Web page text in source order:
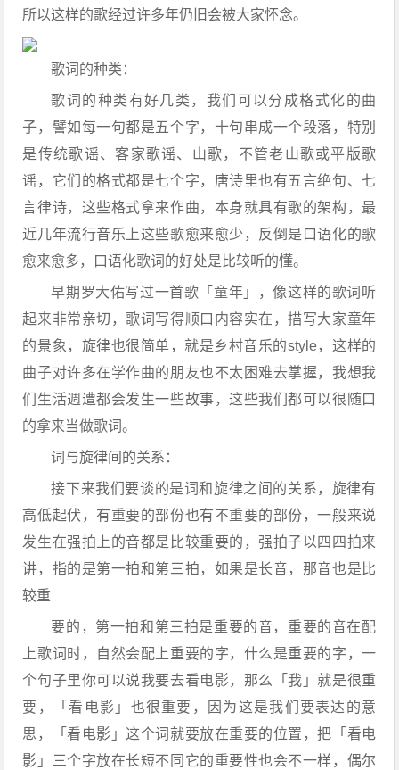
所以这样的歌经过许多年仍旧会被大家怀念。
歌词的种类：
歌词的种类有好几类，我们可以分成格式化的曲
子，譬如每一句都是五个字，十句串成一个段落，特别
是传统歌谣、客家歌谣、山歌，不管老山歌或平版歌
谣，它们的格式都是七个字，唐诗里也有五言绝句、七
言律诗，这些格式拿来作曲，本身就具有歌的架构，最
近几年流行音乐上这些歌愈来愈少，反倒是口语化的歌
愈来愈多，口语化歌词的好处是比较听的懂。
早期罗大佑写过一首歌「童年」，像这样的歌词听
起来非常亲切，歌词写得顺口内容实在，描写大家童年
的景象，旋律也很简单，就是乡村音乐的style，这样的
曲子对许多在学作曲的朋友也不太困难去掌握，我想我
们生活週遭都会发生一些故事，这些我们都可以很随口
的拿来当做歌词。
词与旋律间的关系：
接下来我们要谈的是词和旋律之间的关系，旋律有
高低起伏，有重要的部份也有不重要的部份，一般来说
发生在强拍上的音都是比较重要的，强拍子以四四拍来
讲，指的是第一拍和第三拍，如果是长音，那音也是比
较重
要的，第一拍和第三拍是重要的音，重要的音在配
上歌词时，自然会配上重要的字，什么是重要的字，一
个句子里你可以说我要去看电影，那么「我」就是很重
要，「看电影」也很重要，因为这是我们要表达的意
思，「看电影」这个词就要放在重要的位置，把「看电
影」三个字放在长短不同它的重要性也会不一样，偶尔